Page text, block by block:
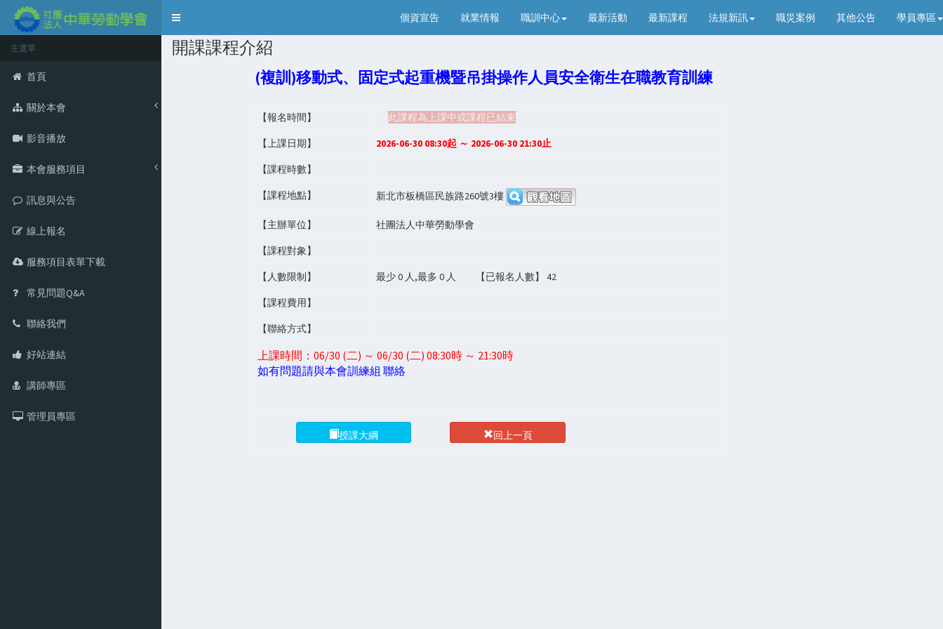
Toggle
個資宣告 就業情報 職訓中心 最新活動 最新課程 法規新訊 職災案例 其他公告 學員專區
主選單
首頁
關於本會
影音播放
本會服務項目
訊息與公告
線上報名
服務項目表單下載
常見問題Q&A
聯絡我們
好站連結
講師專區
管理員專區
開課課程介紹
(複訓)移動式、固定式起重機暨吊掛操作人員安全衛生在職教育訓練
【報名時間】 此課程為上課中或課程已結束
【上課日期】 2026-06-30 08:30起 ～ 2026-06-30 21:30止
【課程時數】
【課程地點】 新北市板橋區民族路260號3樓
【主辦單位】 社團法人中華勞動學會
【課程對象】
【人數限制】 最少0 人,最多 0 人 【已報名人數】 42
【課程費用】
【聯絡方式】
上課時間：06/30 (二) ～ 06/30 (二) 08:30時 ～ 21:30時
如有問題請與本會訓練組 聯絡
授課大綱 回上一頁